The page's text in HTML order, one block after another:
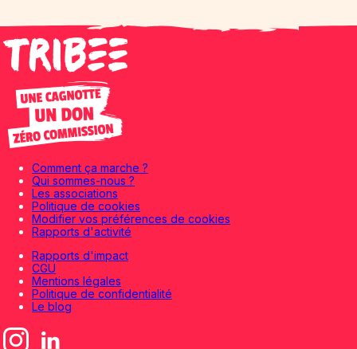
Comment ça marche ?
Qui sommes-nous ?
Les associations
Politique de cookies
Modifier vos préférences de cookies
Rapports d'activité
Rapports d'impact
CGU
Mentions légales
Politique de confidentialité
Le blog